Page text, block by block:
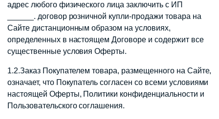
адрес любого физического лица заключить с ИП
______. договор розничной купли-продажи товара на
Сайте дистанционным образом на условиях,
определенных в настоящем Договоре и содержит все
существенные условия Оферты.
1.2.Заказ Покупателем товара, размещенного на Сайте,
означает, что Покупатель согласен со всеми условиями
настоящей Оферты, Политики конфиденциальности и
Пользовательского соглашения.